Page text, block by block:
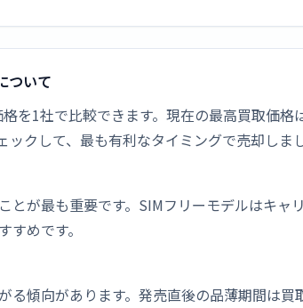
ついて
を1社で比較できます。現在の最高買取価
クして、最も有利なタイミングで売却しまし
が最も重要です。SIMフリーモデルはキャ
めです。
傾向があります。発売直後の品薄期間は